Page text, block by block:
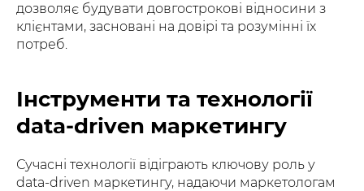
дозволяє будувати довгострокові відносини з
клієнтами, засновані на довірі та розумінні їх
потреб.
Інструменти та технології
data-driven маркетингу
Сучасні технології відіграють ключову роль у
data-driven маркетингу, надаючи маркетологам